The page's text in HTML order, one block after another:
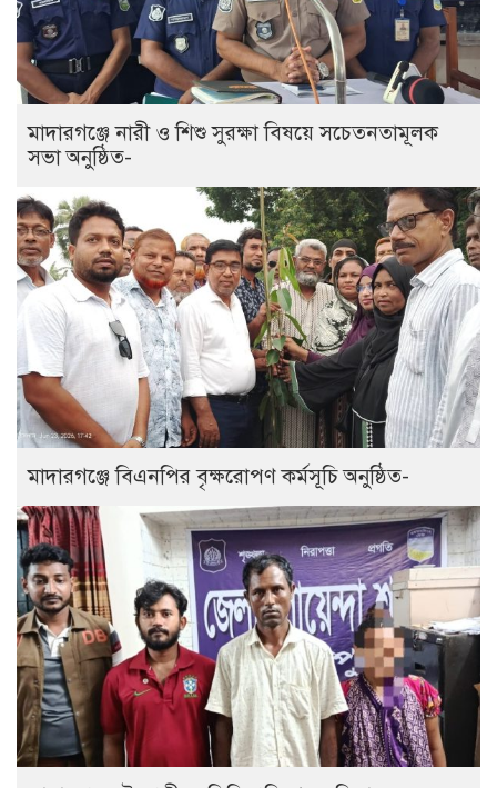
মাদারগঞ্জে নারী ও শিশু সুরক্ষা বিষয়ে সচেতনতামূলক
সভা অনুষ্ঠিত-
মাদারগঞ্জে বিএনপির বৃক্ষরোপণ কর্মসূচি অনুষ্ঠিত-